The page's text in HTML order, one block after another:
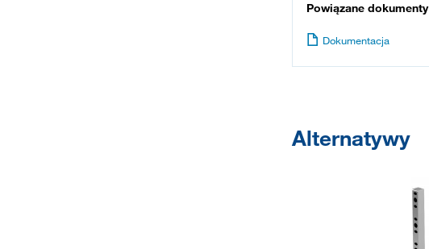
Powiązane dokumenty
Dokumentacja
Alternatywy